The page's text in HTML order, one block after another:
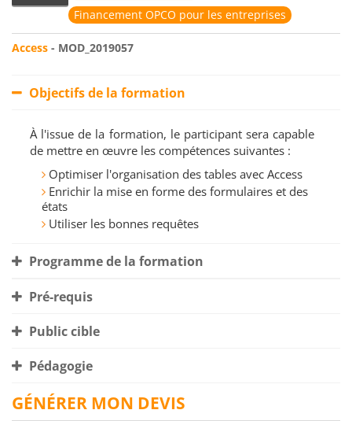
Financement OPCO pour les entreprises
Access - MOD_2019057
Objectifs de la formation
À l'issue de la formation, le participant sera capable
de mettre en œuvre les compétences suivantes :
Optimiser l'organisation des tables avec Access
Enrichir la mise en forme des formulaires et des
états
Utiliser les bonnes requêtes
Programme de la formation
Pré-requis
Public cible
Pédagogie
GÉNÉRER MON DEVIS